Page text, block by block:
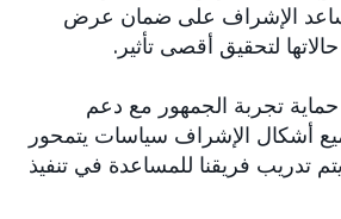
الإشراف على ضمان عرض
لتحقيق أقصى تأثير.
تجربة الجمهور مع دعم
أشكال الإشراف سياسات يتمحور
تدريب فريقنا للمساعدة في تنفيذ